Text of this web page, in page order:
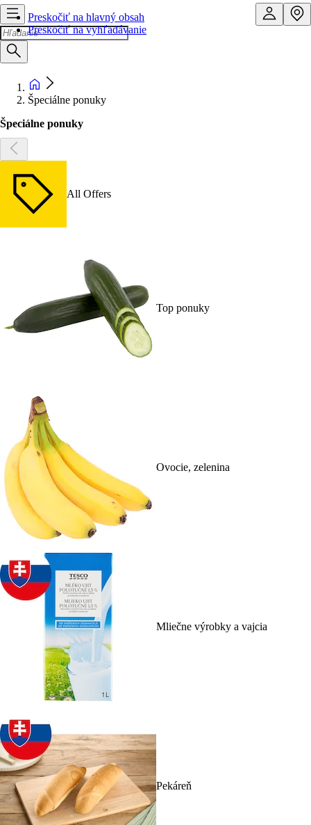
Preskočiť na hlavný obsah
Preskočiť na vyhľadávanie
Špeciálne ponuky
Špeciálne ponuky
All Offers
Top ponuky
Ovocie, zelenina
Mliečne výrobky a vajcia
Pekáreň